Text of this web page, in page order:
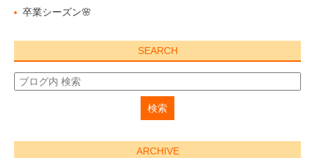
卒業シーズン🌸
SEARCH
ARCHIVE